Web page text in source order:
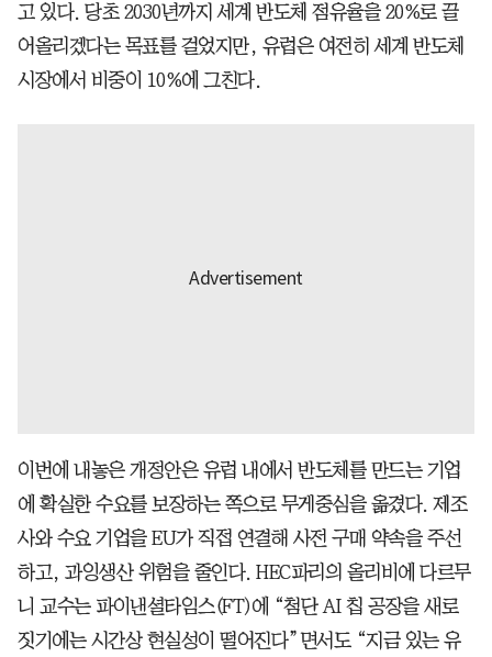
고 있다. 당초 2030년까지 세계 반도체 점유율을 20%로 끌
어올리겠다는 목표를 걸었지만, 유럽은 여전히 세계 반도체
시장에서 비중이 10%에 그친다.
이번에 내놓은 개정안은 유럽 내에서 반도체를 만드는 기업
에 확실한 수요를 보장하는 쪽으로 무게중심을 옮겼다. 제조
사와 수요 기업을 EU가 직접 연결해 사전 구매 약속을 주선
하고, 과잉생산 위험을 줄인다. HEC파리의 올리비에 다르무
니 교수는 파이낸셜타임스(FT)에 “첨단 AI 칩 공장을 새로
짓기에는 시간상 현실성이 떨어진다”면서도 “지금 있는 유